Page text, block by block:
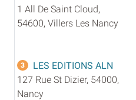
1 All De Saint Cloud,
54600, Villers Les Nancy
3
LES EDITIONS ALN
127 Rue St Dizier, 54000,
Nancy